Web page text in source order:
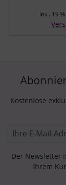
inkl. 19
Kostenlose
Der Newsletter
Ihrem